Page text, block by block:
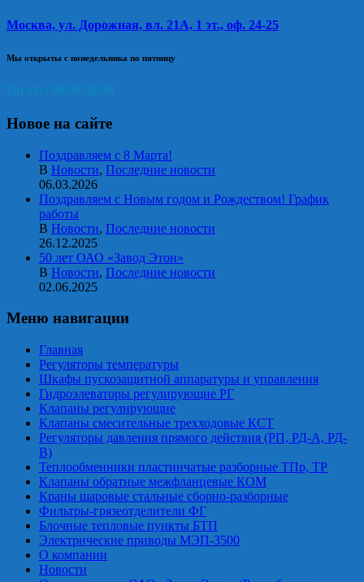
Москва, ул. Дорожная, вл. 21А, 1 эт., оф. 24-25
Мы открыты с понедельника по пятницу
Новое на сайте
Поздравляем с 8 Марта!
В Новости, Последние новости
06.03.2026
Поздравляем с Новым годом и Рождеством! График
работы
В Новости, Последние новости
26.12.2025
50 лет ОАО «Завод Этон»
В Новости, Последние новости
02.06.2025
Меню навигации
Главная
Регуляторы температуры
Шкафы пускозащитной аппаратуры и управления
Гидроэлеваторы регулирующие РГ
Клапаны регулирующие
Клапаны смесительные трехходовые КСТ
Регуляторы давления прямого действия (РП, РД-А, РД-
В)
Теплообменники пластинчатые разборные ТПр, ТР
Клапаны обратные межфланцевые КОМ
Краны шаровые стальные сборно-разборные
Фильтры-грязеотделители ФГ
Блочные тепловые пункты БТП
Электрические приводы МЭП-3500
О компании
Новости